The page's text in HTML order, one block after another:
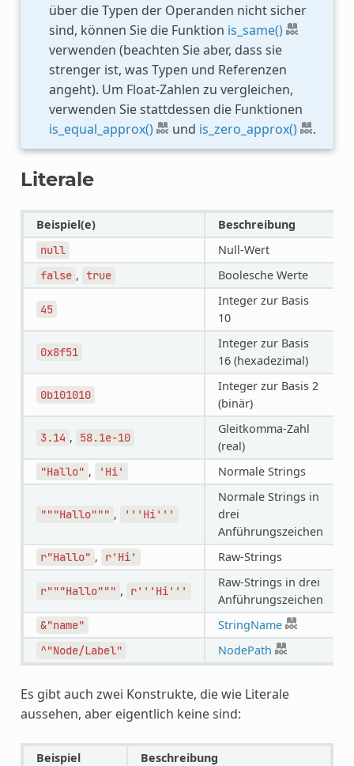
über die Typen der Operanden nicht sicher
sind, können Sie die Funktion is_same()
verwenden (beachten Sie aber, dass sie
strenger ist, was Typen und Referenzen
angeht). Um Float-Zahlen zu vergleichen,
verwenden Sie stattdessen die Funktionen
is_equal_approx()
und is_zero_approx() .
Literale
Beispiel(e) Beschreibung
null Null-Wert
false , true Boolesche Werte
45
Integer zur Basis
10
0x8f51
Integer zur Basis
16 (hexadezimal)
0b101010
Integer zur Basis 2
(binär)
3.14 , 58.1e-10
Gleitkomma-Zahl
(real)
"Hallo" , 'Hi' Normale Strings
"""Hallo""" , '''Hi'''
Normale Strings in
drei
Anführungszeichen
r"Hallo" , r'Hi' Raw-Strings
r"""Hallo""" , r'''Hi'''
Raw-Strings in drei
Anführungszeichen
&"name" StringName
^"Node/Label" NodePath
Es gibt auch zwei Konstrukte, die wie Literale
aussehen, aber eigentlich keine sind:
Beispiel Beschreibung